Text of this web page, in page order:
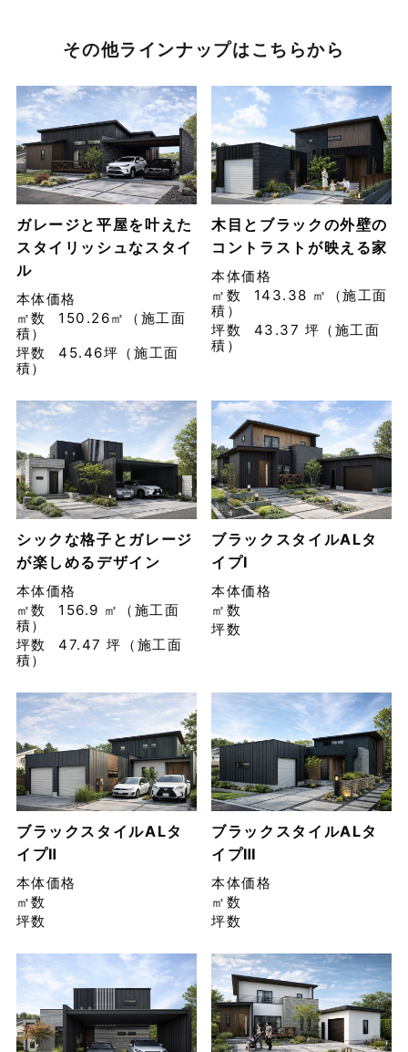
その他ラインナップはこちらから
ガレージと平屋を叶えた
スタイリッシュなスタイ
ル
本体価格
㎡数
150.26㎡（施工面
積）
坪数
45.46坪（施工面
積）
木目とブラックの外壁の
コントラストが映える家
本体価格
㎡数
143.38 ㎡（施工面
積）
坪数
43.37 坪（施工面
積）
シックな格子とガレージ
が楽しめるデザイン
本体価格
㎡数
156.9 ㎡（施工面
積）
坪数
47.47 坪（施工面
積）
ブラックスタイルALタ
イプⅠ
本体価格
㎡数
坪数
ブラックスタイルALタ
イプⅡ
本体価格
㎡数
坪数
ブラックスタイルALタ
イプⅢ
本体価格
㎡数
坪数